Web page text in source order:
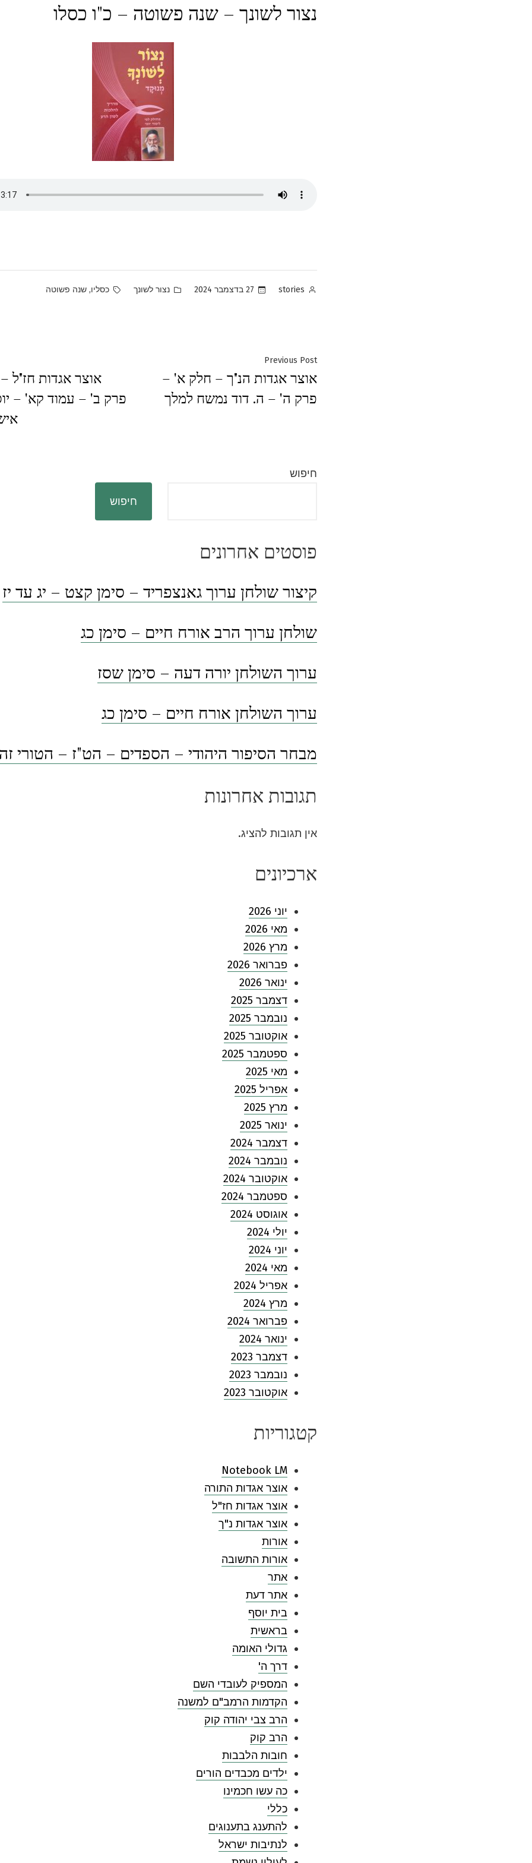
נצור לשונך – שנה פשוטה – כ"ו כסלו
Posted
stories 27 בדצמבר 2024
Posted
נצור לשונך Tags:
כסליו, שנה פשוטה
ניווט
Previous Post
post:
אוצר אגדות הנ"ך – חלק א' –
פרק ה' – ה. דוד נמשח למלך
אוצר אגדות חז"ל
פרק ב' – עמוד קא' –
חיפוש
חיפוש
פוסטים אחרונים
קיצור שולחן ערוך גאנצפריד – סימן קצט – יג עד יז
שולחן ערוך הרב אורח חיים – סימן כג
ערוך השולחן יורה דעה – סימן שסז
ערוך השולחן אורח חיים – סימן כג
מבחר הסיפור היהודי – הספדים – הט"ז – הטורי
תגובות אחרונות
אין תגובות להציג.
ארכיונים
יוני 2026
מאי 2026
מרץ 2026
פברואר 2026
ינואר 2026
דצמבר 2025
נובמבר 2025
אוקטובר 2025
ספטמבר 2025
מאי 2025
אפריל 2025
מרץ 2025
ינואר 2025
דצמבר 2024
נובמבר 2024
אוקטובר 2024
ספטמבר 2024
אוגוסט 2024
יולי 2024
יוני 2024
מאי 2024
אפריל 2024
מרץ 2024
פברואר 2024
ינואר 2024
דצמבר 2023
נובמבר 2023
אוקטובר 2023
קטגוריות
Notebook LM
אוצר אגדות התורה
אוצר אגדות חז"ל
אוצר אגדות נ"ך
אורות
אורות התשובה
אתר
אתר דעת
בית יוסף
בראשית
גדולי האומה
דרך ה'
המספיק לעובדי השם
הקדמות הרמב"ם למשנה
הרב צבי יהודה קוק
הרב קוק
חובות הלבבות
ילדים מכבדים הורים
כה עשו חכמינו
כללי
להתענג בתענוגים
לנתיבות ישראל